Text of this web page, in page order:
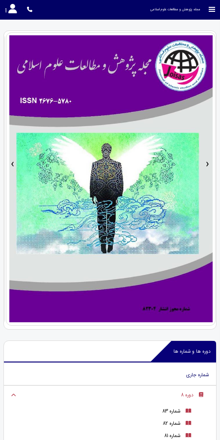
مجله پژوهش و مطالعات علوم اسلامی
› ‹
دوره ها و شماره ها
شماره جاری
دوره 8
شماره 83
شماره 82
شماره 81